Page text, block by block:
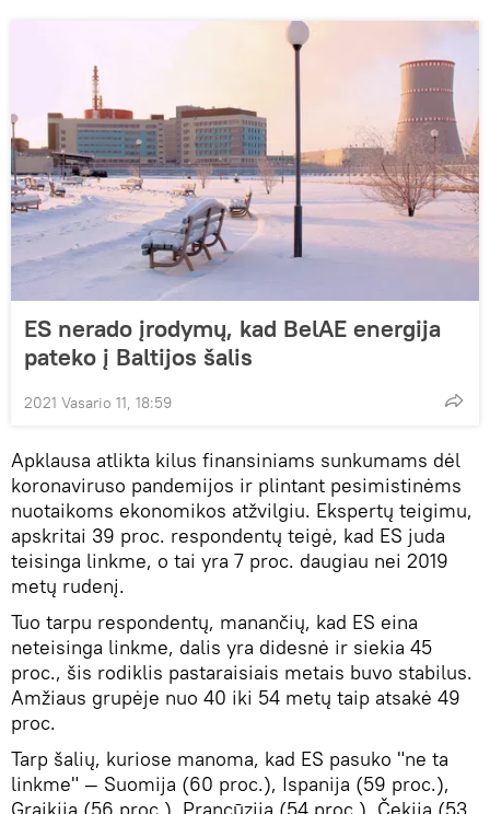
ES nerado įrodymų, kad BelAE energija
pateko į Baltijos šalis
2021 Vasario 11, 18:59
Apklausa atlikta kilus finansiniams sunkumams dėl
koronaviruso pandemijos ir plintant pesimistinėms
nuotaikoms ekonomikos atžvilgiu. Ekspertų teigimu,
apskritai 39 proc. respondentų teigė, kad ES juda
teisinga linkme, o tai yra 7 proc. daugiau nei 2019
metų rudenį.
Tuo tarpu respondentų, manančių, kad ES eina
neteisinga linkme, dalis yra didesnė ir siekia 45
proc., šis rodiklis pastaraisiais metais buvo stabilus.
Amžiaus grupėje nuo 40 iki 54 metų taip atsakė 49
proc.
Tarp šalių, kuriose manoma, kad ES pasuko "ne ta
linkme" — Suomija (60 proc.), Ispanija (59 proc.),
Graikija (56 proc.), Prancūzija (54 proc.), Čekija (53